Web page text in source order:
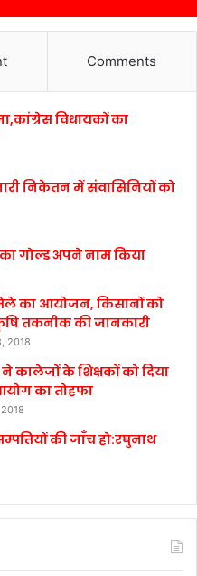
Comments
विधायकों का
निकेतन में संवासिनियों को
गोल्ड अपने नाम किया
का आयोजन, किसानों को
तकनीक की जानकारी
2018
कालेजों के शिक्षकों को दिया
का तोहफा
की जाँच हो:रघुनाथ